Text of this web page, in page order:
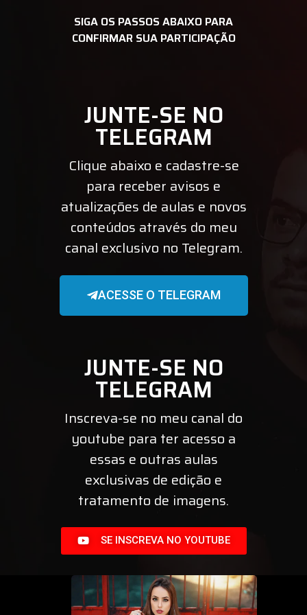
SIGA OS PASSOS ABAIXO PARA
CONFIRMAR SUA PARTICIPAÇÃO
JUNTE-SE NO
TELEGRAM
Clique abaixo e cadastre-se
para receber avisos e
atualizações de aulas e novos
conteúdos através do meu
canal exclusivo no Telegram.
ACESSE O TELEGRAM
JUNTE-SE NO
TELEGRAM
Inscreva-se no meu canal do
youtube para ter acesso a
essas e outras aulas
exclusivas de edição e
tratamento de imagens.
SE INSCREVA NO YOUTUBE